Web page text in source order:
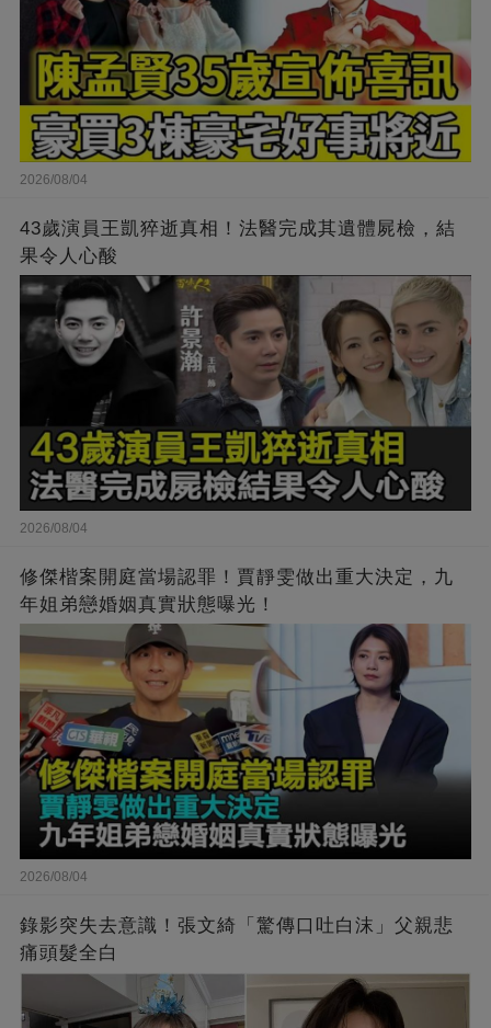
2026/08/04
43歲演員王凱猝逝真相！法醫完成其遺體屍檢，結
果令人心酸
2026/08/04
修傑楷案開庭當場認罪！賈靜雯做出重大決定，九
年姐弟戀婚姻真實狀態曝光！
2026/08/04
錄影突失去意識！張文綺「驚傳口吐白沫」父親悲
痛頭髮全白